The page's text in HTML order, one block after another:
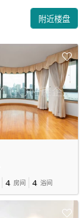
附近楼盘
4 房间 4 浴间